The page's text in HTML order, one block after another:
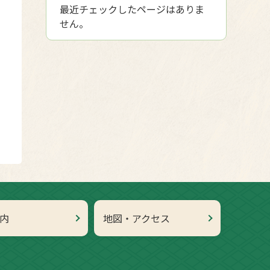
最近チェックしたページはありま
せん。
地図・アクセス